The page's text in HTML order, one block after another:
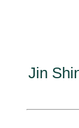
Jin